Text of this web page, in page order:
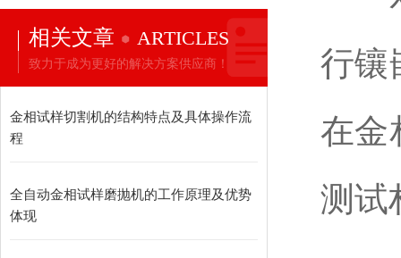
相关文章 ARTICLES
致力于成为更好的解决方案供应商！
金相试样切割机的结构特点及具体操作流
程
全自动金相试样磨抛机的工作原理及优势
体现
行镶
在金
测试